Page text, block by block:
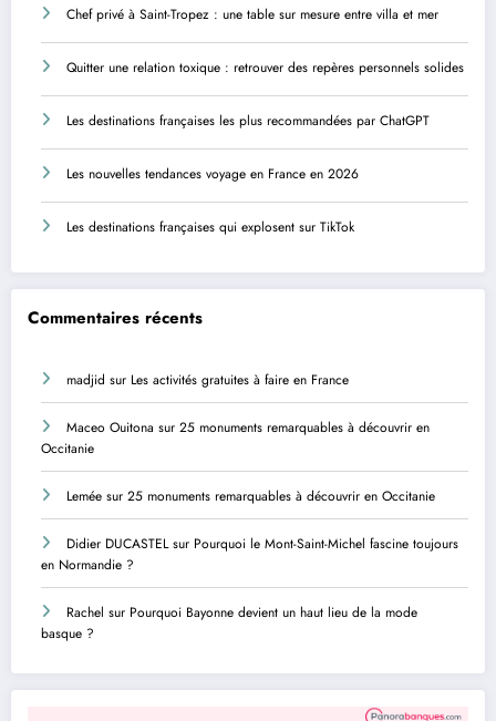
Chef privé à Saint-Tropez : une table sur mesure entre villa et mer
Quitter une relation toxique : retrouver des repères personnels solides
Les destinations françaises les plus recommandées par ChatGPT
Les nouvelles tendances voyage en France en 2026
Les destinations françaises qui explosent sur TikTok
Commentaires récents
madjid sur Les activités gratuites à faire en France
Maceo Ouitona sur 25 monuments remarquables à découvrir en
Occitanie
Lemée sur 25 monuments remarquables à découvrir en Occitanie
Didier DUCASTELsur Pourquoi le Mont-Saint-Michel fascine toujours
en Normandie ?
Rachel sur Pourquoi Bayonne devient un haut lieu de la mode
basque ?